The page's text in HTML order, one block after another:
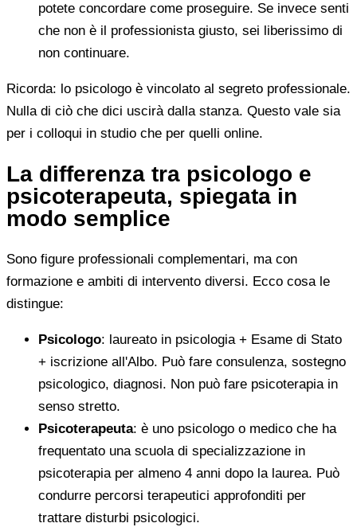
potete concordare come proseguire. Se invece senti
che non è il professionista giusto, sei liberissimo di
non continuare.
Ricorda: lo psicologo è vincolato al segreto professionale.
Nulla di ciò che dici uscirà dalla stanza. Questo vale sia
per i colloqui in studio che per quelli online.
La differenza tra psicologo e
psicoterapeuta, spiegata in
modo semplice
Sono figure professionali complementari, ma con
formazione e ambiti di intervento diversi. Ecco cosa le
distingue:
Psicologo: laureato in psicologia + Esame di Stato
+ iscrizione all'Albo. Può fare consulenza, sostegno
psicologico, diagnosi. Non può fare psicoterapia in
senso stretto.
Psicoterapeuta: è uno psicologo o medico che ha
frequentato una scuola di specializzazione in
psicoterapia per almeno 4 anni dopo la laurea. Può
condurre percorsi terapeutici approfonditi per
trattare disturbi psicologici.